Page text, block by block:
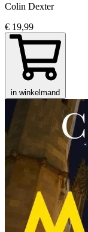
Colin Dexter
€ 19,99
in winkelmand